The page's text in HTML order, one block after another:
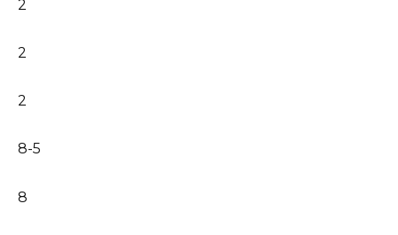
2
2
2
8-5
8